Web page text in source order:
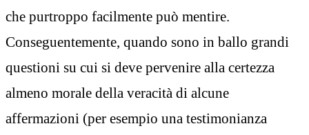
che purtroppo facilmente può mentire.
Conseguentemente, quando sono in ballo grandi
questioni su cui si deve pervenire alla certezza
almeno morale della veracità di alcune
affermazioni (per esempio una testimonianza